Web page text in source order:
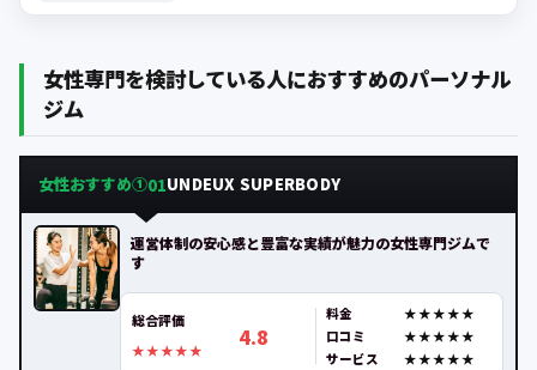
女性専門を検討している人におすすめのパーソナル
ジム
女性おすすめ①01UNDEUX SUPERBODY
運営体制の安心感と豊富な実績が魅力の女性専門ジムで
す
総合評価
4.8
料金
口コミ
サービス